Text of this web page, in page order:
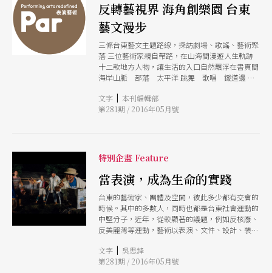
識，以輕鬆的方式分享我們在台東的生活。 舞團
正在《我．我們》的演出階段，是神經最經繃、最
焦慮的時刻，演後的宵夜總能舒緩緊張心情，我和
的現況，聊起舞者的辛苦。可能很多人不知道BDC
是一個全職舞團，舞者領薪水，週休特休，還有年
終獎金可以發紅包孝敬家人。這讓我想起有一次到
台北演出，遇到一位非常優秀的北藝大畢業學生，
「拉哥，我真的好羨慕你的舞者，他們可以跟你工
作，還有薪水可以領。我們為了生活，除了接案找
演出機會，還要教課，不然就是接演唱會賺錢。」
來，舞團舞者大多非科班生，剛進團還在訓練階
院、臺中國家歌劇院、衛武營的舞台，這對很多年
的舞都不一定有機會登上國家級舞台。雖說這不是
非要不可，但對從國小念到大學的科班生來說，上
國家級的舞台也算是一個目標、一種榮耀吧。但
BDC這群可愛的舞者，沒有經歷過從小競爭的過
程，也沒嚐過為爭取上台所面對的現實，第一次演
出就上國家級舞台，心中少了興奮感，當然也就沒
有大小舞台之分，面對偌大的舞台是天不怕地不怕
反轉藝視界 海角創樂園 台東
藝文漫步
三條台東藝文主題路線，探訪劇場、歌謠、藝術聚
落 三位藝術家親自帶路，在山海間漫遊人生軌跡
十二款地方人物，讓生活的入口自然飄浮在書頁間
海岸山脈 部落 太平洋 跳舞 歌唱 鐵道邊 有
才是藝術家
文字 | 本刊編輯部
第281期 / 2016年05月號
特別企畫 Feature
當表演，成為生命的實踐
台東的藝術家、團體及空間，彼此多少都有交會的
時候。其中的多數人，同時也都是台東社會運動的
中堅分子，近年，從較顯著的議題，例如反核廢、
反美麗灣等運動，藝術以表演、文件、設計、裝置
甚至用走路實踐社會行為。從部落的視角，文化、
經濟與社會本來就是一體，是「現代」切割、分類
文字 | 吳思鋒
第281期 / 2016年05月號